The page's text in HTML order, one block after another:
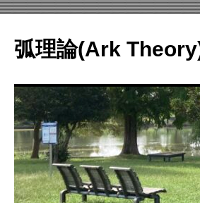
テ
ン
へ
ス
キ
ッ
プ
弧理論(Ark